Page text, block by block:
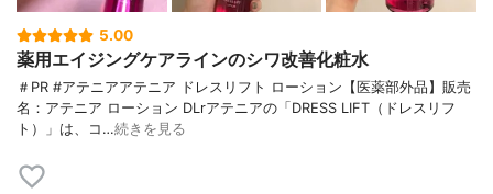
5.00
薬用エイジングケアラインのシワ改善化粧水
＃PR #アテニアアテニア ドレスリフト ローション【医薬部外品】販売
名：アテニア ローション DLrアテニアの「DRESS LIFT（ドレスリフ
ト）」は、コ…続きを見る